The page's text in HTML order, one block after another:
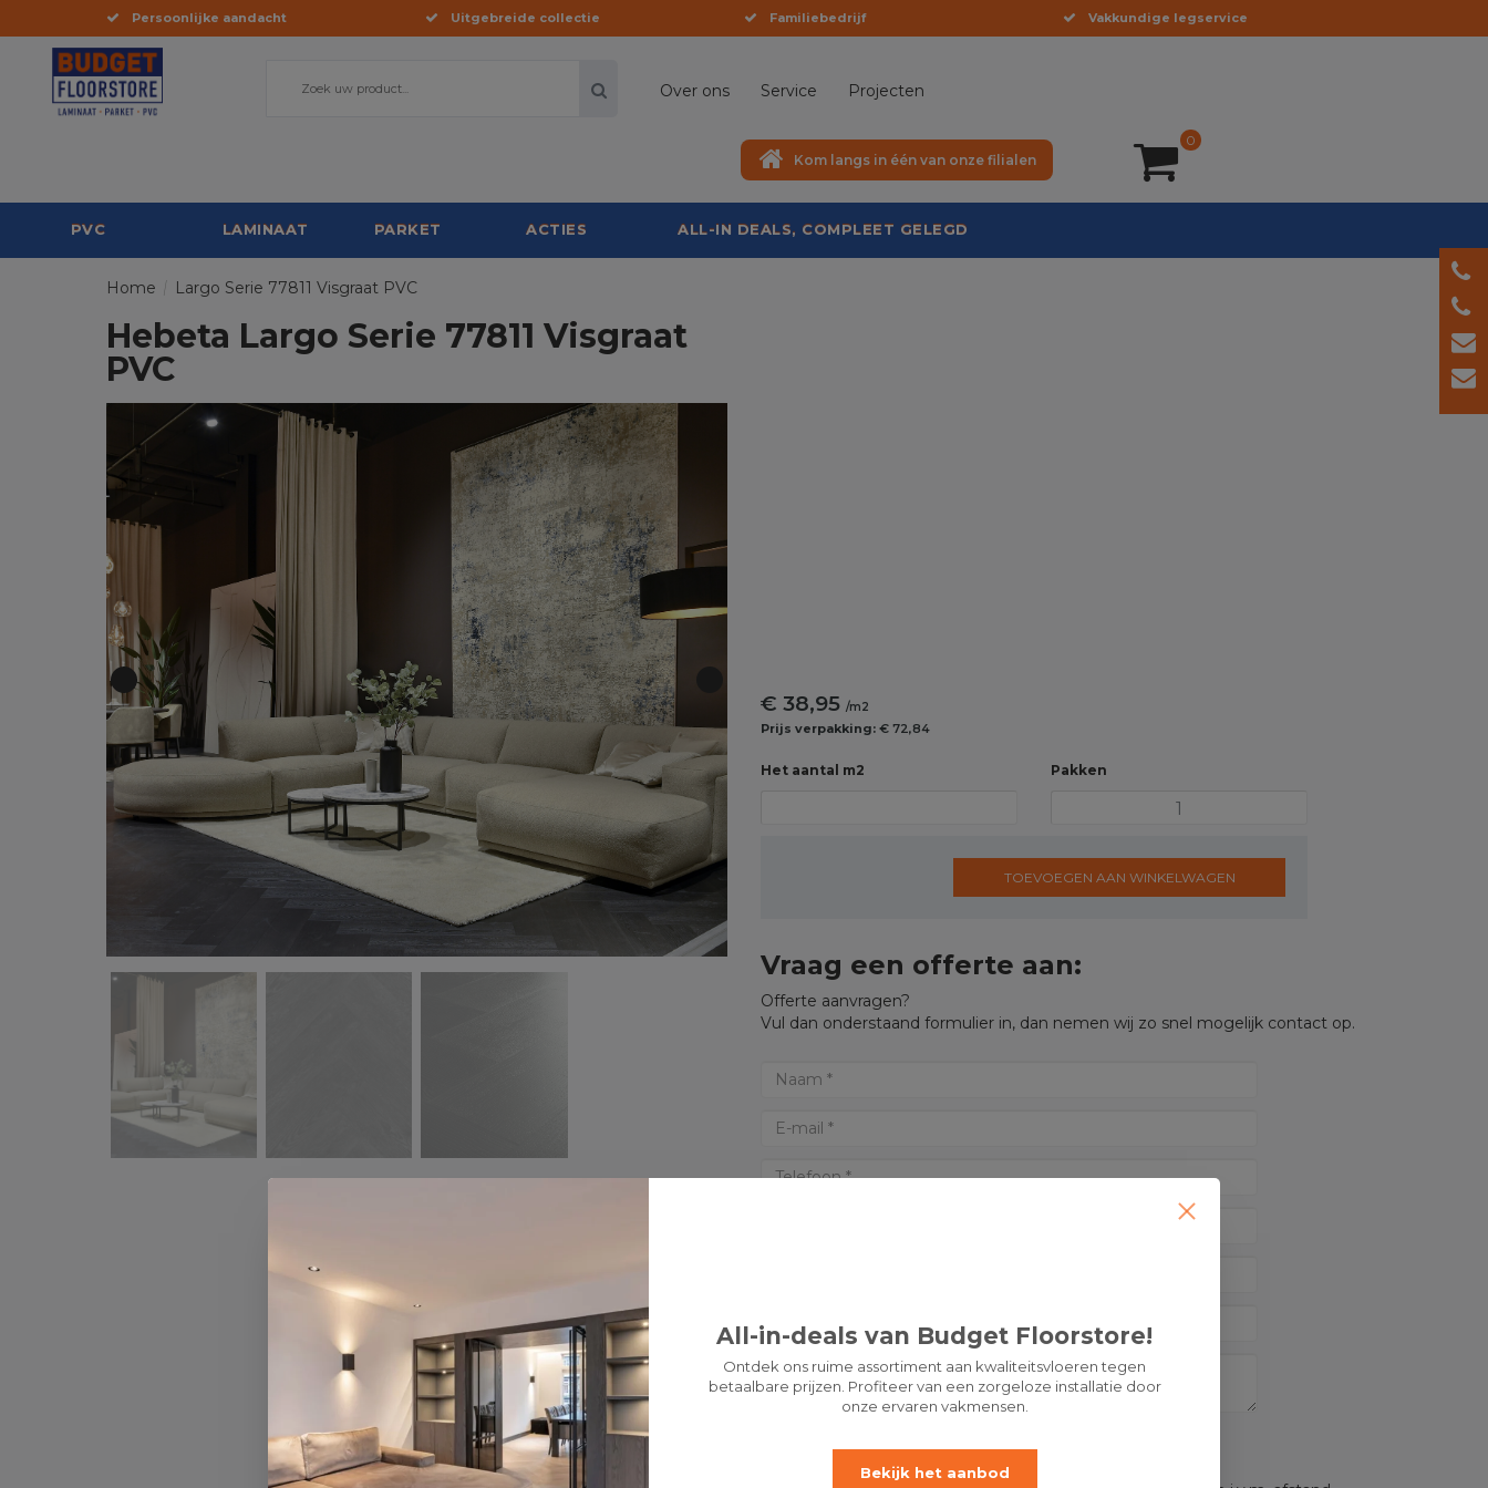
Persoonlijke aandacht Uitgebreide collectie Familiebedrijf Vakkundige legservice
Over ons Service Projecten
Kom langs in één van onze filialen
0
PVC LAMINAAT PARKET ACTIES ALL-IN DEALS, COMPLEET GELEGD
Home Largo Serie 77811 Visgraat PVC
Hebeta Largo Serie 77811 Visgraat
PVC
€ 38,95 /m2
Prijs verpakking: € 72,84
Het aantal m2 Pakken
TOEVOEGEN AAN WINKELWAGEN
Vraag een offerte aan:
Offerte aanvragen?
Vul dan onderstaand formulier in, dan nemen wij zo snel mogelijk contact op.
OFFERTE AANVRAGEN
LET OP:
All-in-deals van Budget Floorstore!
Ontdek ons ruime assortiment aan kwaliteitsvloeren tegen
betaalbare prijzen. Profiteer van een zorgeloze installatie door
onze ervaren vakmensen.
Bekijk het aanbod